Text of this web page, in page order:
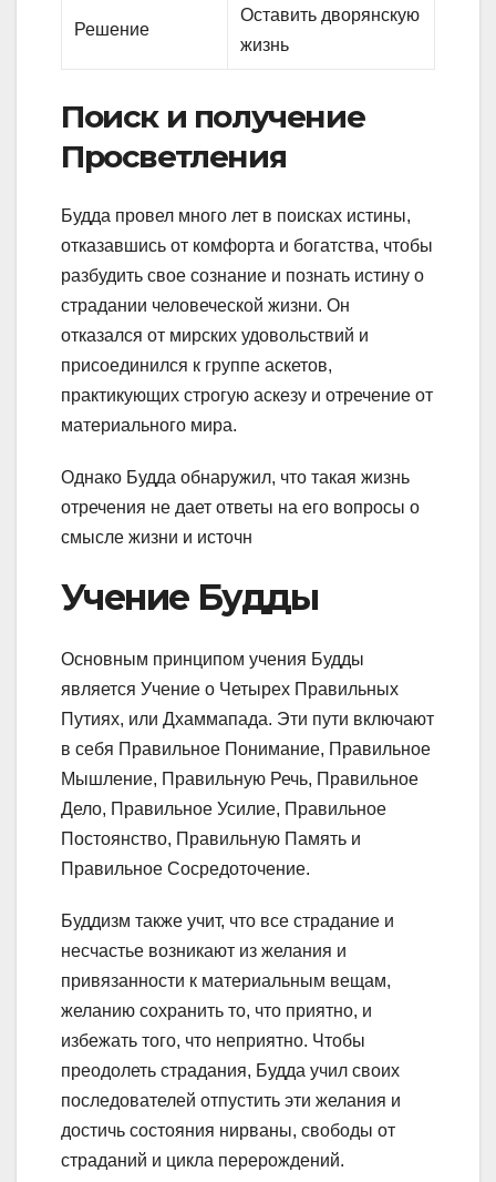
Решение
Оставить дворянскую
жизнь
Поиск и получение
Просветления
Будда провел много лет в поисках истины,
отказавшись от комфорта и богатства, чтобы
разбудить свое сознание и познать истину о
страдании человеческой жизни. Он
отказался от мирских удовольствий и
присоединился к группе аскетов,
практикующих строгую аскезу и отречение от
материального мира.
Однако Будда обнаружил, что такая жизнь
отречения не дает ответы на его вопросы о
смысле жизни и источн
Учение Будды
Основным принципом учения Будды
является Учение о Четырех Правильных
Путиях, или Дхаммапада. Эти пути включают
в себя Правильное Понимание, Правильное
Мышление, Правильную Речь, Правильное
Дело, Правильное Усилие, Правильное
Постоянство, Правильную Память и
Правильное Сосредоточение.
Буддизм также учит, что все страдание и
несчастье возникают из желания и
привязанности к материальным вещам,
желанию сохранить то, что приятно, и
избежать того, что неприятно. Чтобы
преодолеть страдания, Будда учил своих
последователей отпустить эти желания и
достичь состояния нирваны, свободы от
страданий и цикла перерождений.